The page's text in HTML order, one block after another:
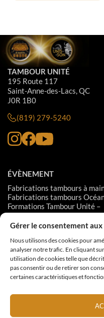
Gérer le consentement aux
Nous utilisons des cookies pour
analyser notre trafic. En cliquant
utilisation de cookies telle que
pas consentir ou de retirer son
certaines caractéristiques et
TAMBOUR UNITÉ
195 Route 117
Saint-Anne-des-Lacs, QC
J0R 1B0
(819) 279-5240
ÉVÈNEMENT
Fabrications tambours à
Fabrications tambours
Formations Tambour Unité –
Niveau 1
Formations Tambour Unité –
Formations Tambour Unité –
Niveau 3
Livraison